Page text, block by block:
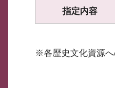
指定内容
※各歴史文化資源へ